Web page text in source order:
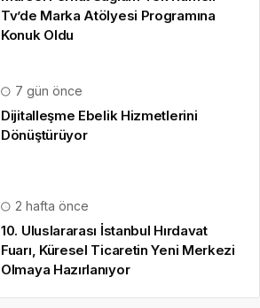
Tv’de Marka Atölyesi Programına
Konuk Oldu
7 gün önce
Dijitalleşme Ebelik Hizmetlerini
Dönüştürüyor
2 hafta önce
10. Uluslararası İstanbul Hırdavat
Fuarı, Küresel Ticaretin Yeni Merkezi
Olmaya Hazırlanıyor